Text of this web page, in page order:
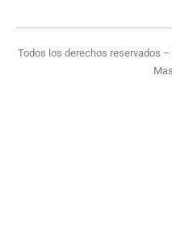
Todos los derechos reservados